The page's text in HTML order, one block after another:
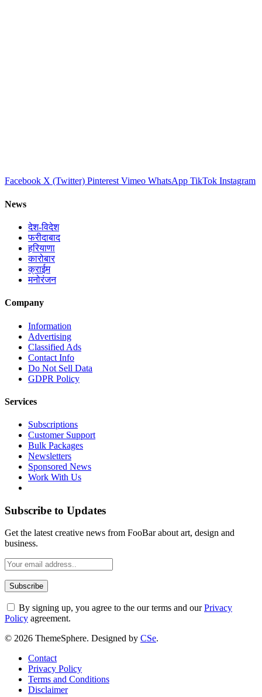
Facebook X (Twitter) Pinterest Vimeo WhatsApp TikTok Instagram
News
देश-विदेश
फरीदाबाद
हरियाणा
कारोबार
क्राईम
मनोरंजन
Company
Information
Advertising
Classified Ads
Contact Info
Do Not Sell Data
GDPR Policy
Services
Subscriptions
Customer Support
Bulk Packages
Newsletters
Sponsored News
Work With Us
Subscribe to Updates
Get the latest creative news from FooBar about art, design and
business.
By signing up, you agree to the our terms and ourPrivacy
Policy agreement.
© 2026 ThemeSphere. Designed by CSe.
Contact
Privacy Policy
Terms and Conditions
Disclaimer